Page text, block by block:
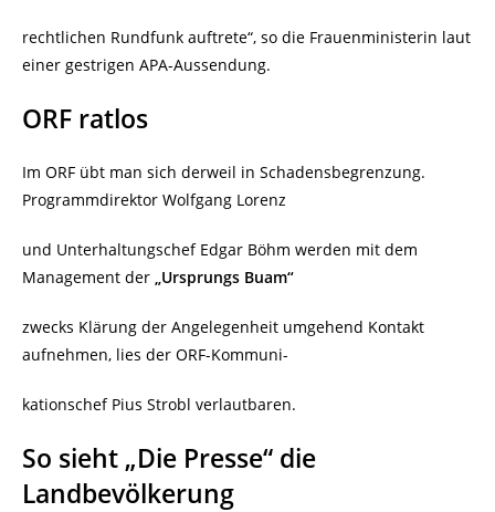
rechtlichen Rundfunk auftrete“, so die Frauenministerin laut
einer gestrigen APA-Aussendung.
ORF ratlos
Im ORF übt man sich derweil in Schadensbegrenzung.
Programmdirektor Wolfgang Lorenz
und Unterhaltungschef Edgar Böhm werden mit dem
Management der „Ursprungs Buam“
zwecks Klärung der Angelegenheit umgehend Kontakt
aufnehmen, lies der ORF-Kommuni-
kationschef Pius Strobl verlautbaren.
So sieht „Die Presse“ die
Landbevölkerung